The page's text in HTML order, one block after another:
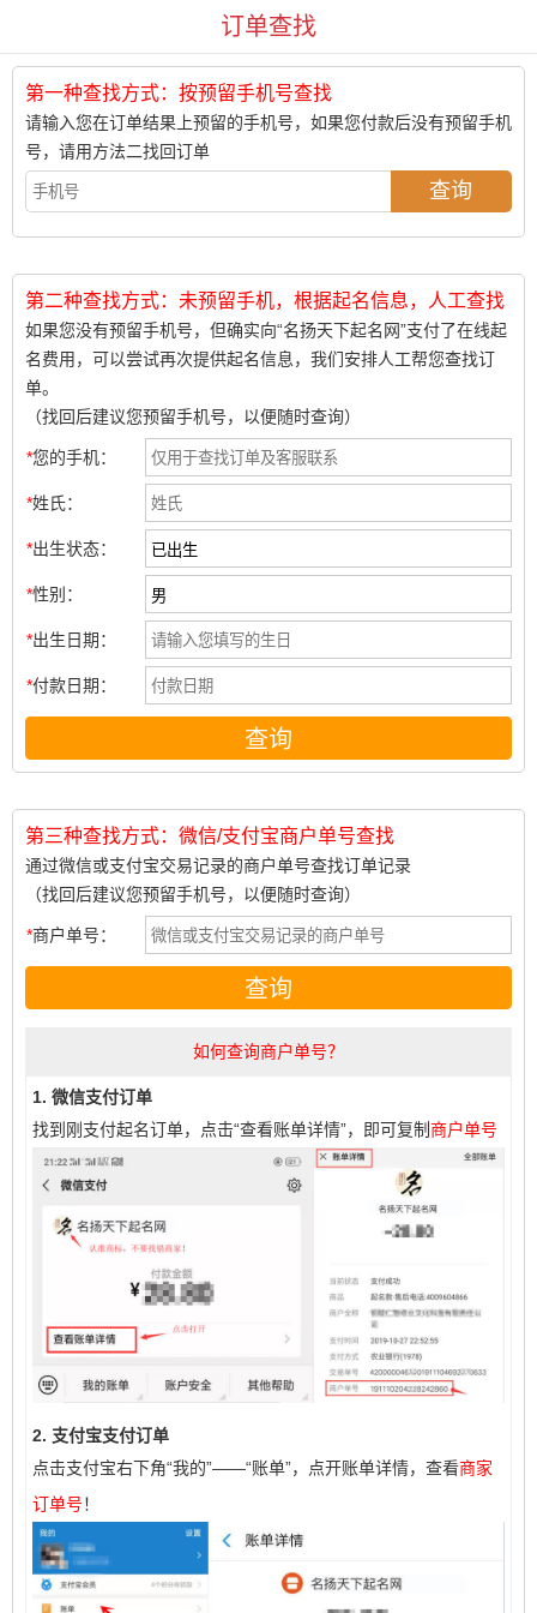
订单查找
第一种查找方式：按预留手机号查找
请输入您在订单结果上预留的手机号，如果您付款后没有预留手机
号，请用方法二找回订单
第二种查找方式：未预留手机，根据起名信息，人工查找
如果您没有预留手机号，但确实向“名扬天下起名网”支付了在线起
名费用，可以尝试再次提供起名信息，我们安排人工帮您查找订
单。
（找回后建议您预留手机号，以便随时查询）
您的手机：
姓氏：
出生状态：
性别：
出生日期：
付款日期：
查询
第三种查找方式：微信/支付宝商户单号查找
通过微信或支付宝交易记录的商户单号查找订单记录
（找回后建议您预留手机号，以便随时查询）
商户单号：
查询
如何查询商户单号？
1. 微信支付订单
找到刚支付起名订单，点击“查看账单详情”，即可复制商户单号
2. 支付宝支付订单
点击支付宝右下角“我的”——“账单”，点开账单详情，查看商家
订单号！